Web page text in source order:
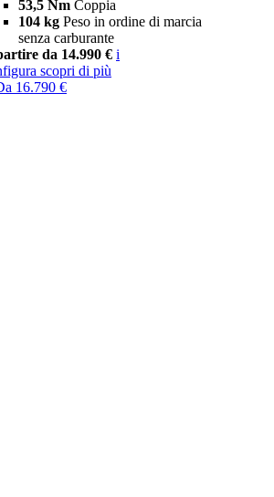
53,5 Nm Coppia
104 kg Peso in ordine di marcia
senza carburante
da 14.990 € i
scopri di più
16.790 €